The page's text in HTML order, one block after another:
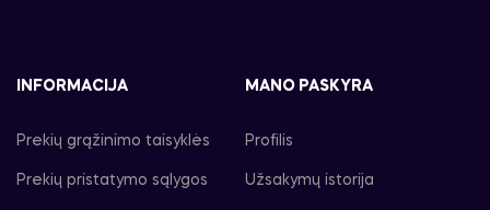
INFORMACIJA
Prekių grąžinimo taisyklės
Prekių pristatymo sąlygos
MANO PASKYRA
Profilis
Užsakymų istorija